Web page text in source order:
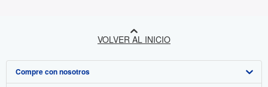
VOLVER AL INICIO
Compre con nosotros